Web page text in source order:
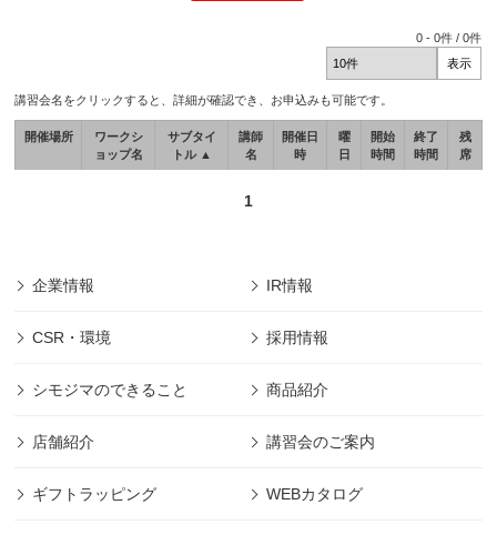
0 -0件 /0件
講習会名をクリックすると、詳細が確認でき、お申込みも可能です。
開催場所
ワークシ
ョップ名
サブタイ
トル ▲
講師
名
開催日
時
曜
日
開始
時間
終了
時間
残
席
1
企業情報 IR情報
CSR・環境 採用情報
シモジマのできること 商品紹介
店舗紹介 講習会のご案内
ギフトラッピング WEBカタログ